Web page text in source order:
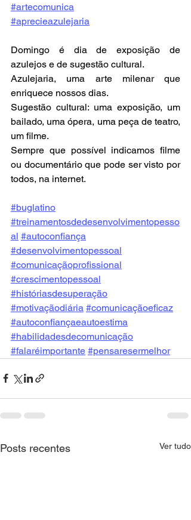
#artecomunica
#aprecieazulejaria
Domingo é dia de exposição de
azulejos e de sugestão cultural.
Azulejaria, uma arte milenar que
enriquece nossos dias.
Sugestão cultural: uma exposição, um
bailado, uma ópera, uma peça de teatro,
um filme.
Sempre que possível indicamos filme
ou documentário que pode ser visto por
todos, na internet.
#buglatino
#treinamentosdedesenvolvimentopesso
al #autoconfiança
#desenvolvimentopessoal
#comunicaçãoprofissional
#crescimentopessoal
#históriasdesuperação
#motivaçãodiária #comunicaçãoeficaz
#autoconfiançaeautoestima
#habilidadesdecomunicação
#falaréimportante #pensaresermelhor
Posts recentes Ver tudo